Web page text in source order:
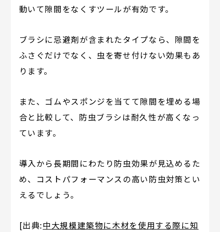
動いて隙間をなくすツールが有効です。
ブラシに忌避剤が含まれたタイプなら、隙間を
ふさぐだけでなく、虫を寄せ付けない効果もあ
ります。
また、ゴムやスポンジを当てて隙間を埋める場
合と比較して、防虫ブラシは耐久性が高くなっ
ています。
導入から長期間にわたり防虫効果が見込めるた
め、コストパフォーマンスの高い防虫対策とい
えるでしょう。
[出典:中大規模建築物に木材を使用する際に知